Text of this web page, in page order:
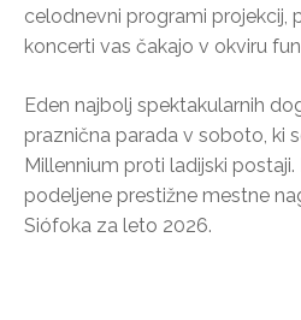
celodnevni programi projekcij,
koncerti vas čakajo v okviru
Eden najbolj spektakularnih
praznična parada v soboto, ki
Millennium proti ladijski
podeljene prestižne mestne
Siófoka za leto 2026.